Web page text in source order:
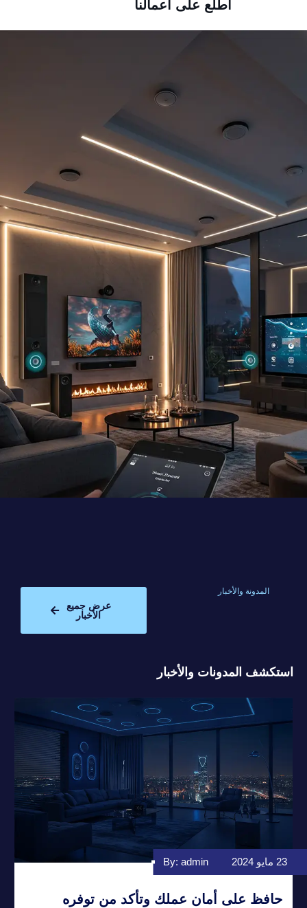
اطلع على أعمالنا
المدونة والأخبار
عرض جميع
الأخبار
استكشف المدونات والأخبار
23 مايو 2024 By: admin
حافظ على أمان عملك وتأكد من توفره